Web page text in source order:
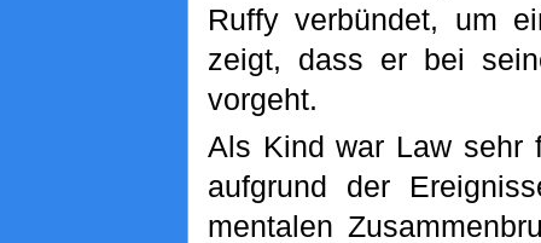
Ruffy verbündet, um
zeigt, dass er bei
vorgeht.
Als Kind war Law sehr
aufgrund der
mentalen